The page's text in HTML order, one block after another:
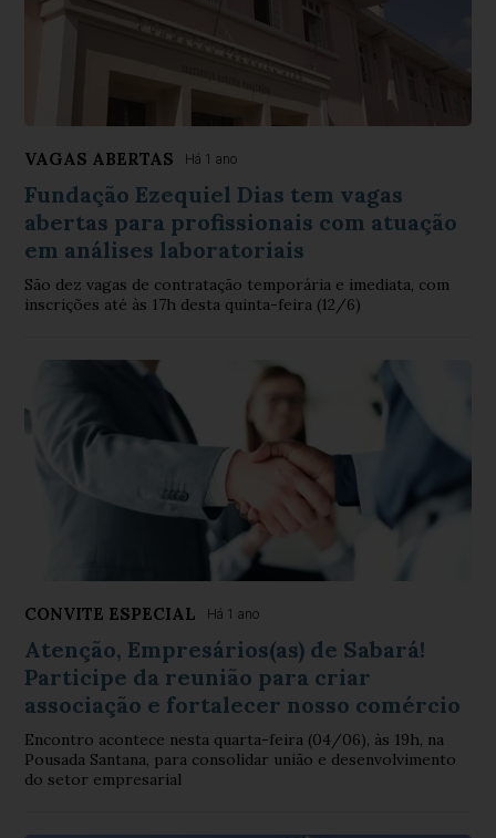
VAGAS ABERTAS Há 1 ano
Fundação Ezequiel Dias tem vagas
abertas para profissionais com atuação
em análises laboratoriais
São dez vagas de contratação temporária e imediata, com
inscrições até às 17h desta quinta-feira (12/6)
CONVITE ESPECIAL Há 1 ano
Atenção, Empresários(as) de Sabará!
Participe da reunião para criar
associação e fortalecer nosso comércio
Encontro acontece nesta quarta-feira (04/06), às 19h, na
Pousada Santana, para consolidar união e desenvolvimento
do setor empresarial